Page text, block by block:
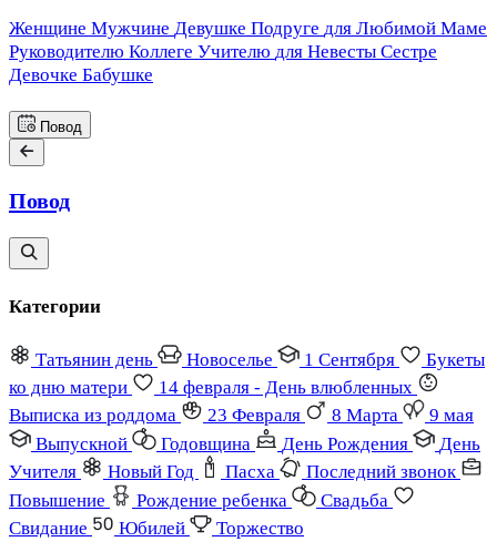
Женщине Мужчине Девушке Подруге для Любимой Маме
Руководителю Коллеге Учителю для Невесты Сестре
Девочке Бабушке
Повод
Повод
Категории
Татьянин день Новоселье 1 Сентября
Букеты
ко дню матери
14 февраля - День влюбленных
Выписка из роддома
23 Февраля 8 Марта
9 мая
Выпускной
Годовщина День Рождения
День
Учителя
Новый Год Пасха
Последний звонок
Повышение
Рождение ребенка
Свадьба
Свидание
Юбилей Торжество